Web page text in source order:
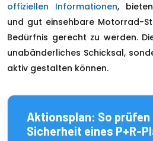
offiziellen Informationen,
und gut einsehbare Motorrad-
Bedürfnis gerecht zu werden.
unabänderliches Schicksal,
aktiv gestalten können.
Aktionsplan: So prüfen
Sicherheit eines P+R-